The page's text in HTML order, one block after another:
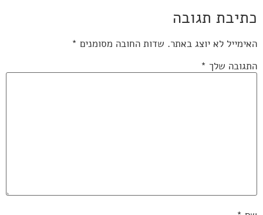
כתיבת תגובה
האימייל לא יוצג באתר. שדות החובה מסומנים *
התגובה שלך *